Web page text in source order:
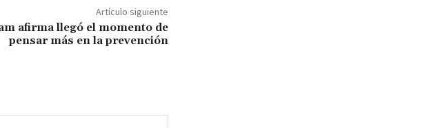
Artículo siguiente
afirma llegó el momento de
pensar más en la prevención